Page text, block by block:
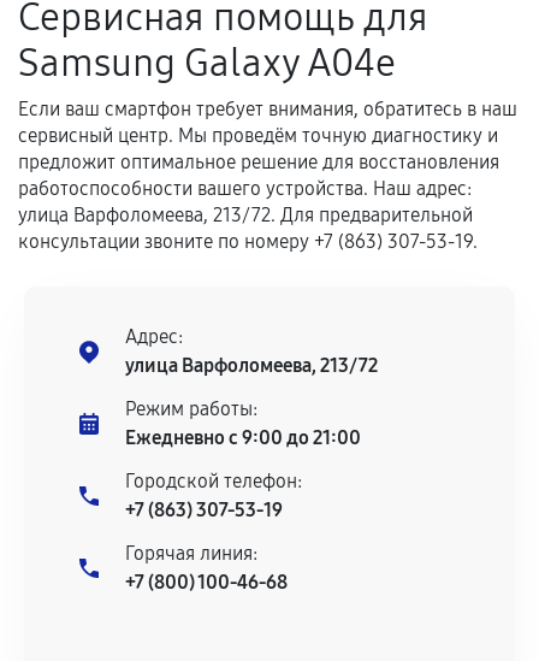
Сервисная помощь для
Samsung Galaxy A04e
Если ваш смартфон требует внимания, обратитесь в наш
сервисный центр. Мы проведём точную диагностику и
предложит оптимальное решение для восстановления
работоспособности вашего устройства. Наш адрес:
улица Варфоломеева, 213/72. Для предварительной
консультации звоните по номеру +7 (863) 307-53-19.
Адрес:
улица Варфоломеева, 213/72
Режим работы:
Ежедневно с 9:00 до 21:00
Городской телефон:
+7 (863) 307-53-19
Горячая линия:
+7 (800) 100-46-68